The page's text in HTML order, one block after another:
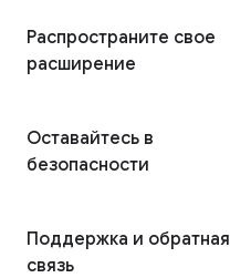
Распространите свое
расширение
Оставайтесь в
безопасности
Поддержка и обратная
связь